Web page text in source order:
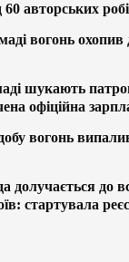
авторських
вогонь охопив
шукають
офіційна
вогонь
долучається до
стартувала